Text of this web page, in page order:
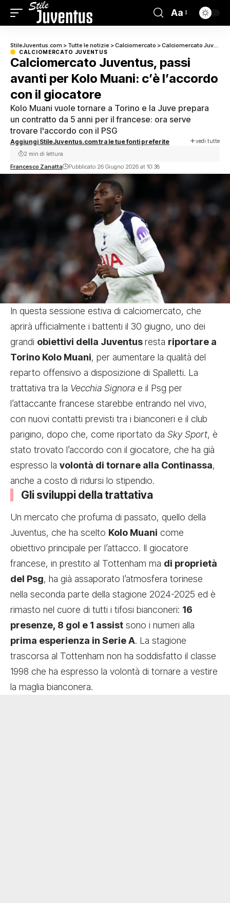
Aa
StileJuventus.com > Tutte le notizie >Calciomercato >Calciomercato Juventus
CALCIOMERCATO JUVENTUS
Calciomercato Juventus, passi
avanti per Kolo Muani: c’è l’accordo
con il giocatore
Kolo Muani vuole tornare a Torino e la Juve prepara
un contratto da 5 anni per il francese: ora serve
trovare l'accordo con il PSG
Aggiungi StileJuventus.com tra le tue fonti preferite vedi tutte
Francesco Zanatta Pubblicato 26 Giugno 2026 at 10:38
2 min di lettura
In questa sessione estiva di calciomercato, che
aprirà ufficialmente i battenti il 30 giugno, uno dei
grandi obiettivi della Juventusresta riportare a
Torino Kolo Muani, per aumentare la qualità del
reparto offensivo a disposizione di Spalletti. La
trattativa tra la Vecchia Signora e il Psg per
l’attaccante francese starebbe entrando nel vivo,
con nuovi contatti previsti tra i bianconeri e il club
parigino, dopo che, come riportato da Sky Sport, è
stato trovato l’accordo con il giocatore, che ha già
espresso la volontà di tornare alla Continassa,
anche a costo di ridursi lo stipendio.
Gli sviluppi della trattativa
Un mercato che profuma di passato, quello della
Juventus, che ha scelto Kolo Muani come
obiettivo principale per l’attacco. Il giocatore
francese, in prestito al Tottenham ma di proprietà
del Psg, ha già assaporato l’atmosfera torinese
nella seconda parte della stagione 2024-2025 ed è
rimasto nel cuore di tutti i tifosi bianconeri: 16
presenze, 8 gol e 1 assist sono i numeri alla
prima esperienza in Serie A. La stagione
trascorsa al Tottenham non ha soddisfatto il classe
1998 che ha espresso la volontà di tornare a vestire
la maglia bianconera.